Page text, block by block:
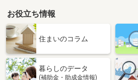
お役立ち情報
住まいのコラム
暮らしのデータ
(補助金・助成金情報)